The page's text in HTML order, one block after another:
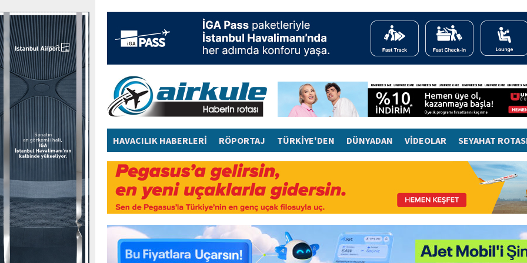
HAVACILIK HABERLERİ RÖPORTAJ TÜRKİYE'DEN DÜNYADAN VİDEOLAR SEYAHAT